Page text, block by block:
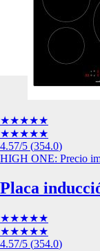
★★★★★
★★★★★
4.57/5 (354.0)
HIGH ONE: Precio
Placa
★★★★★
★★★★★
4.57/5 (354.0)